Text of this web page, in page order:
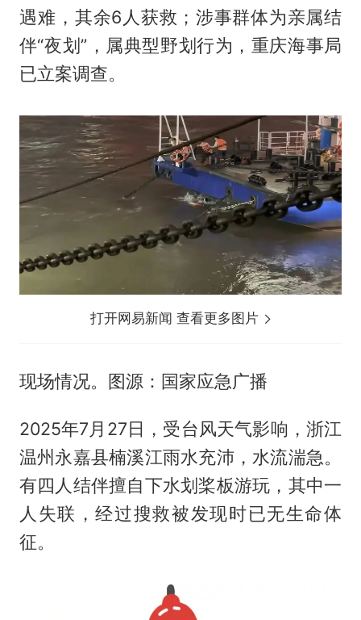
遇难‌，其余6人获救；涉事群体为亲属结
伴“夜划”，属典型野划行为，重庆海事局
已立案调查。
打开网易新闻 查看更多图片
现场情况。图源：国家应急广播
2025年7月27日，受台风天气影响，浙江
温州永嘉县楠溪江雨水充沛，水流湍急。
有四人结伴擅自下水划桨板游玩，其中一
人失联，经过搜救被发现时已无生命体
征。